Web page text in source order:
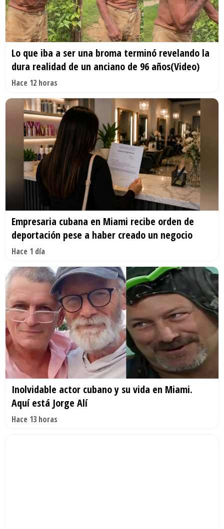
Lo que iba a ser una broma terminó revelando la
dura realidad de un anciano de 96 años(Video)
Hace 12 horas
Empresaria cubana en Miami recibe orden de
deportación pese a haber creado un negocio
Hace 1 día
Inolvidable actor cubano y su vida en Miami.
Aquí está Jorge Alí
Hace 13 horas